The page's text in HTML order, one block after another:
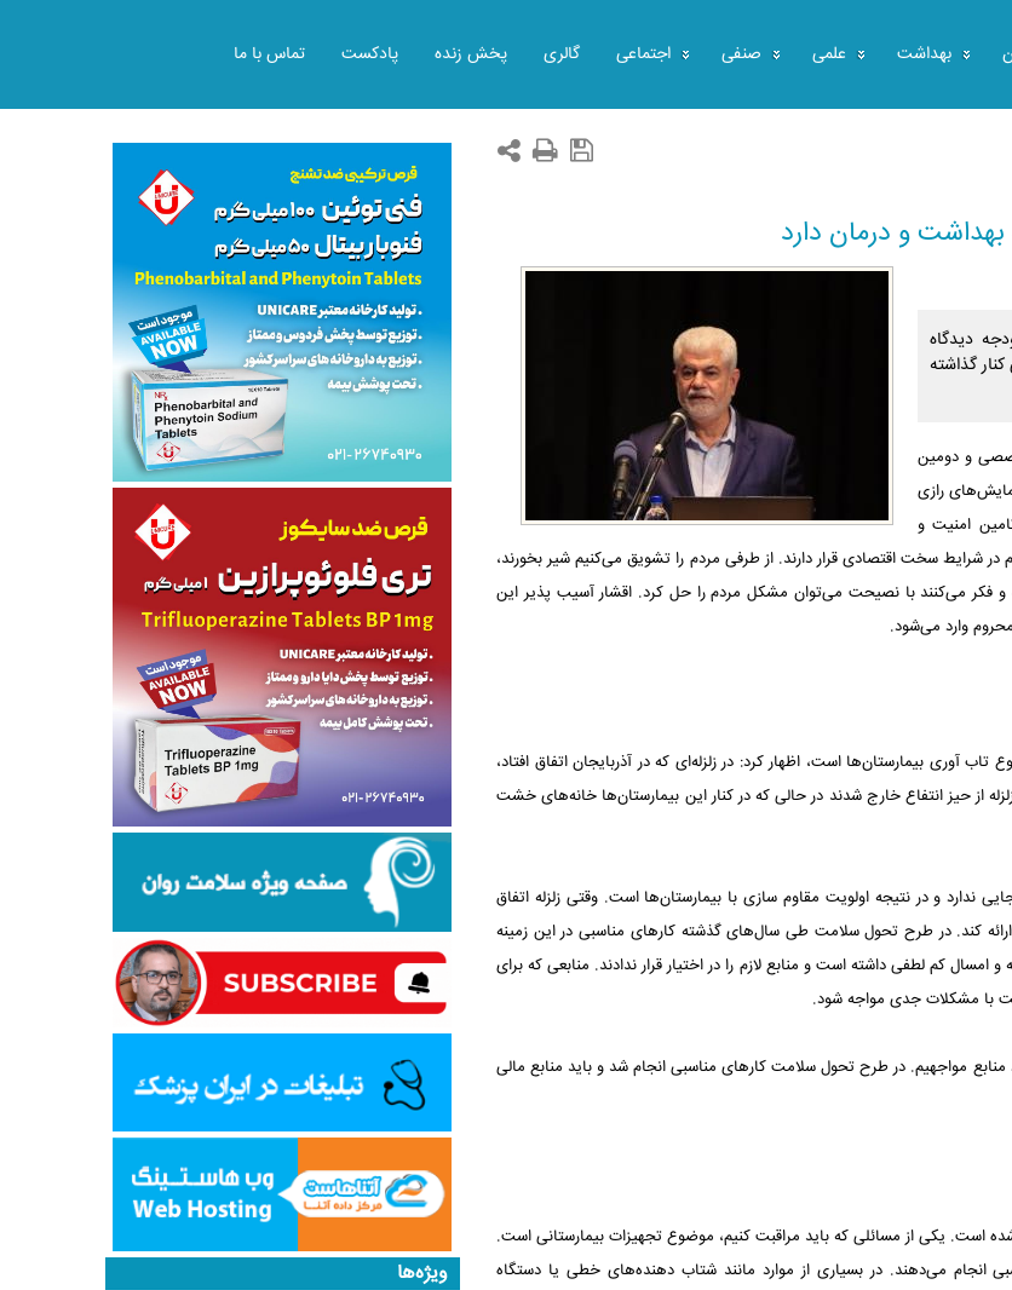
بهداشت علمی صنفی اجتماعی گالری پخش زنده پادکست تماس با ما
بهداشت و درمان دارد
دیدگاه
گذاشته
و دومین
رازی
امنیت و
شرایط سخت اقتصادی قرار دارند. از طرفی مردم را تشویق ‏می‌کنیم شیر بخورند،
و فکر می‌کنند با نصیحت می‌توان ‏مشکل مردم را حل کرد. اقشار آسیب پذیر این
‏وارد می‌شود.‏
آوری بیمارستان‌ها است، اظهار کرد: در زلزله‌ای که در آذربایجان اتفاق افتاد،
از حیز انتفاع خارج شدند در حالی که در کنار این بیمارستان‌ها خانه‌های خشت
ندارد و در نتیجه اولویت مقاوم سازی با بیمارستان‌ها ‏است. وقتی زلزله اتفاق
ارائه کند. در طرح تحول ‏سلامت طی سال‌های گذشته کارهای مناسبی در این زمینه
کم لطفی داشته است و منابع لازم را در اختیار قرار ندادند. منابعی که برای
با مشکلات جدی مواجه شود.‏
مواجهیم. در طرح تحول سلامت کارهای ‏مناسبی انجام شد و باید منابع مالی
یکی از مسائلی که باید مراقبت کنیم، ‏موضوع تجهیزات بیمارستانی است.
انجام می‌دهند. در ‏بسیاری از موارد مانند شتاب دهنده‌های خطی یا دستگاه
ویژه‌ها